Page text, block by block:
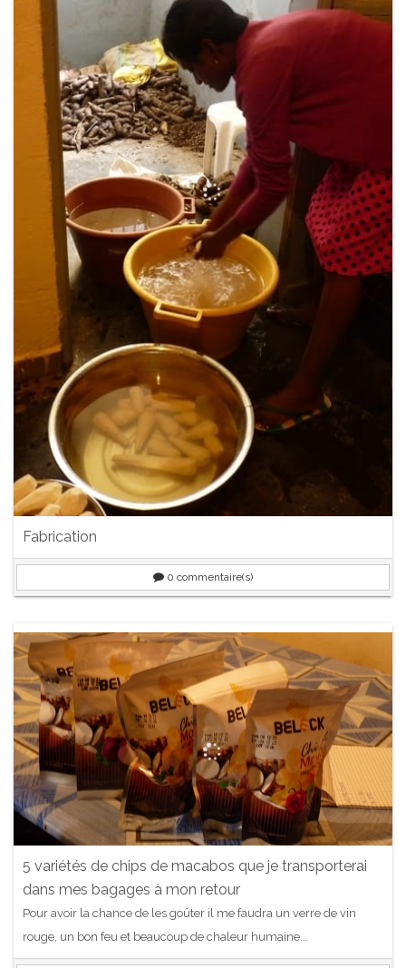
Fabrication
0 commentaire(s)
5 variétés de chips de macabos que je transporterai
dans mes bagages à mon retour
Pour avoir la chance de les goûter il me faudra un verre de vin
rouge, un bon feu et beaucoup de chaleur humaine...